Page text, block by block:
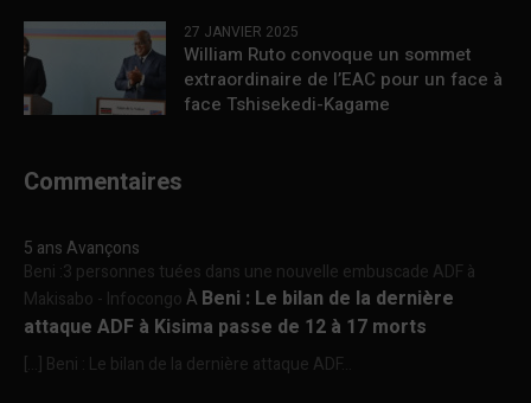
27 JANVIER 2025
William Ruto convoque un sommet
extraordinaire de l’EAC pour un face à
face Tshisekedi-Kagame
Commentaires
5 ans Avançons
Beni :3 personnes tuées dans une nouvelle embuscade ADF à
Makisabo - InfocongoÀ Beni : Le bilan de la dernière
attaque ADF à Kisima passe de 12 à 17 morts
[…] Beni : Le bilan de la dernière attaque ADF...